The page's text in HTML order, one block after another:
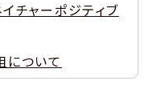
チャーポジティブ
ついて